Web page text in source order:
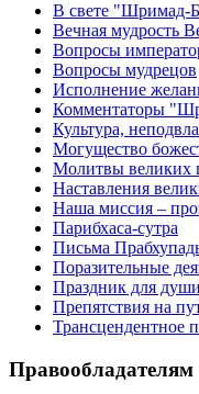
В свете "Шримад-
Вечная мудрость
Вопросы
Вопросы мудрецов
Исполнение
Комментаторы
Культура,
Могущество
Молитвы великих
Наставления
Наша миссия –
Парибхаса-сутра
Письма
Поразительные
Праздник для души
Препятствия на
Трансцендентное
Правообладателям